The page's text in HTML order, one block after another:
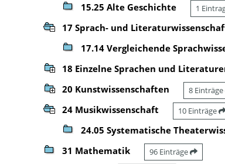
15.25 Alte Geschichte 1
17 Sprach- und
17.14 Vergleichende
18 Einzelne Sprachen und
20 Kunstwissenschaften 8 Einträge
24 Musikwissenschaft 10 Einträge
24.05 Systematische
31 Mathematik 96 Einträge